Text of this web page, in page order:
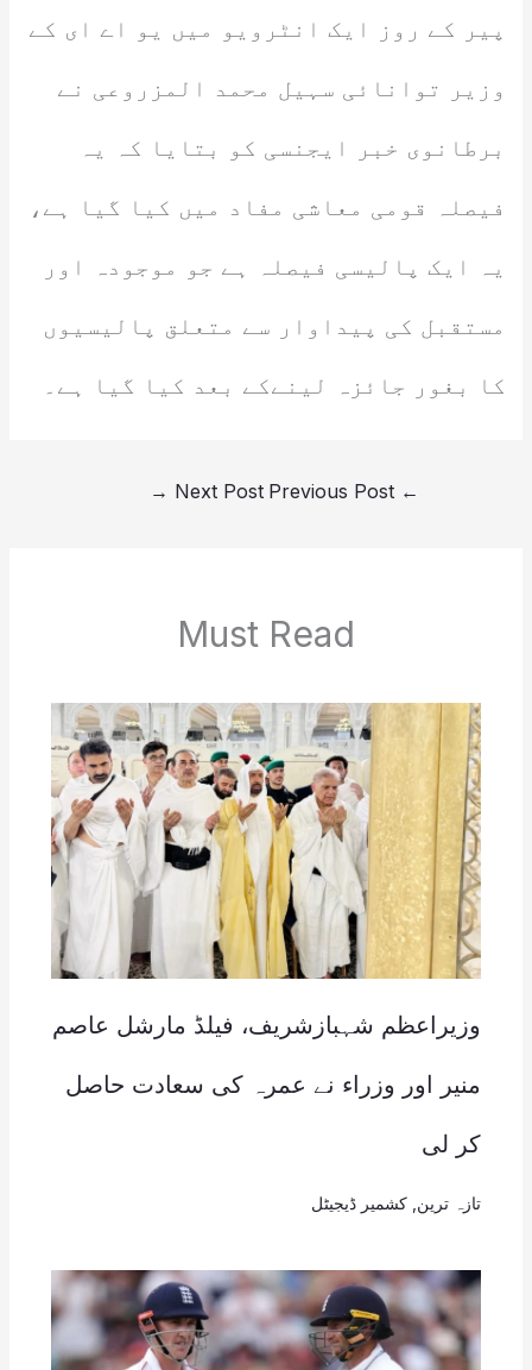
پیر کے روز ایک انٹرویو میں یو اے ای کے
وزیر توانائی سہیل محمد المزروعی نے
برطانوی خبر ایجنسی کو بتایا کہ یہ
فیصلہ قومی معاشی مفاد میں کیا گیا ہے،
یہ ایک پالیسی فیصلہ ہے جو موجودہ اور
مستقبل کی پیداوار سے متعلق پالیسیوں
کا بغور جائزہ لینےکے بعد کیا گیا ہے۔
←
Next Post
→
Must Read
وزیراعظم شہبازشریف، فیلڈ مارشل عاصم
منیر اور وزراء نے عمرہ کی سعادت حاصل
کر لی
تازہ ترین کشمیر ڈیجیٹل